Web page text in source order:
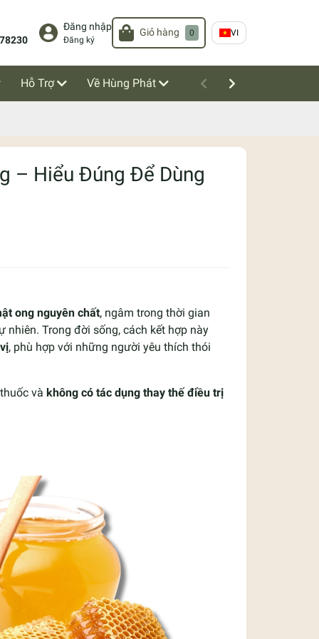
Đăng nhập
Đăng ký
Giỏ hàng 0 VI
Hỗ Trợ Về Hùng Phát
– Hiểu Đúng Để Dùng
ong nguyên chất, ngâm trong thời gian
Trong đời sống, cách kết hợp này
, phù hợp với những người yêu thích thói
và không có tác dụng thay thế điều trị